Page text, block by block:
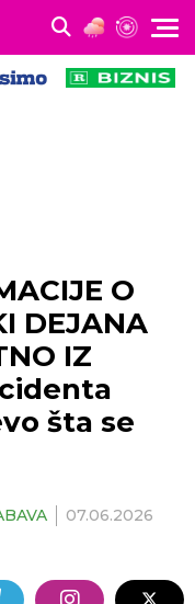
O
DEJANA
IZ
šta se
07.06.2026